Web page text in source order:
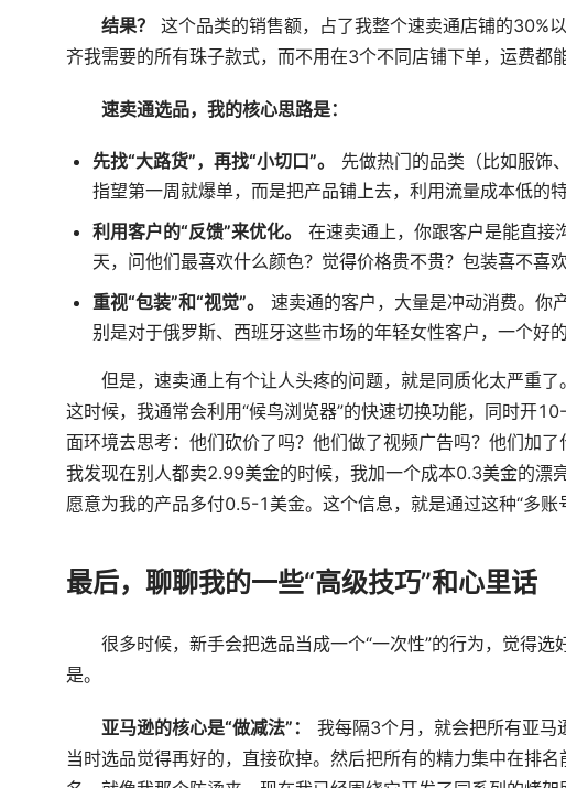
结果？
这个品类的销售额，占了我整个速卖通店铺的30%
齐我需要的所有珠子款式，而不用在3个不同店铺下单，运费都
速卖通选品，我的核心思路是：
先找“大路货”，再找“小切口”。
先做热门的品类（比如服饰
指望第一周就爆单，而是把产品铺上去，利用流量成本低的
利用客户的“反馈”来优化。
在速卖通上，你跟客户是能直接
天，问他们最喜欢什么颜色？觉得价格贵不贵？包装喜不喜
重视“包装”和“视觉”。
速卖通的客户，大量是冲动消费。你
别是对于俄罗斯、西班牙这些市场的年轻女性客户，一个好
但是，速卖通上有个让人头疼的问题，就是同质化太严重
这时候，我通常会利用“候鸟浏览器”的快速切换功能，同时开
面环境去思考：他们砍价了吗？他们做了视频广告吗？他们加了
我发现在别人都卖2.99美金的时候，我加一个成本0.3美金的
愿意为我的产品多付0.5-1美金。这个信息，就是通过这种“多账
最后，聊聊我的一些“高级技巧”和心里话
很多时候，新手会把选品当成一个“一次性”的行为，觉得
是。
亚马逊的核心是“做减法”：
我每隔3个月，就会把所有亚马
当时选品觉得再好的，直接砍掉。然后把所有的精力集中在排